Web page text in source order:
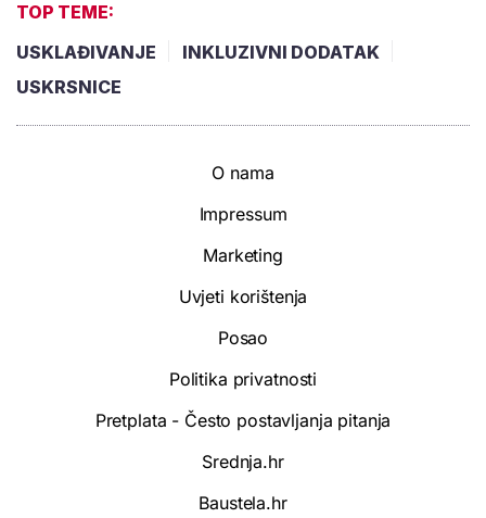
TOP TEME:
USKLAĐIVANJE
INKLUZIVNI DODATAK
USKRSNICE
O nama
Impressum
Marketing
Uvjeti korištenja
Posao
Politika privatnosti
Pretplata - Često postavljanja pitanja
Srednja.hr
Baustela.hr